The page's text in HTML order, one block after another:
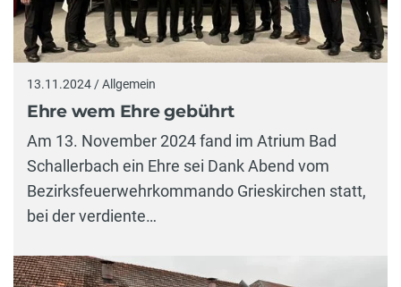
13.11.2024 / Allgemein
Ehre wem Ehre gebührt
Am 13. November 2024 fand im Atrium Bad
Schallerbach ein Ehre sei Dank Abend vom
Bezirksfeuerwehrkommando Grieskirchen statt,
bei der verdiente…